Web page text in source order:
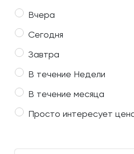
Вчера
Сегодня
Завтра
В течение Недели
В течение месяца
Просто интересует